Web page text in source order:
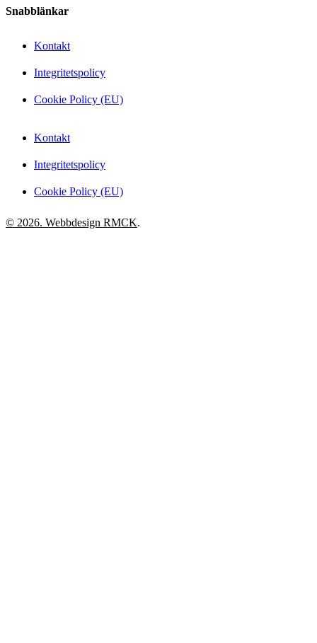
Snabblänkar
Kontakt
Integritetspolicy
Cookie Policy (EU)
Kontakt
Integritetspolicy
Cookie Policy (EU)
© 2026. Webbdesign RMCK.